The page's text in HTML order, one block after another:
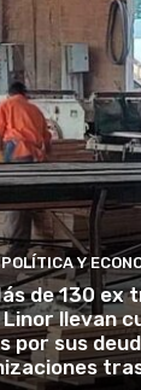
POLÍTICA Y
de 130 ex
llevan
por sus